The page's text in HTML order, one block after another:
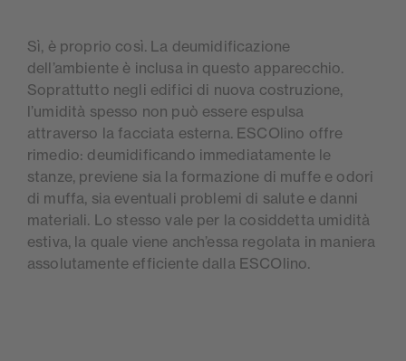
Sì, è proprio così. La deumidificazione
dell’ambiente è inclusa in questo apparecchio.
Soprattutto negli edifici di nuova costruzione,
l’umidità spesso non può essere espulsa
attraverso la facciata esterna. ESCOlino offre
rimedio: deumidificando immediatamente le
stanze, previene sia la formazione di muffe e odori
di muffa, sia eventuali problemi di salute e danni
materiali. Lo stesso vale per la cosiddetta umidità
estiva, la quale viene anch’essa regolata in maniera
assolutamente efficiente dalla ESCOlino.